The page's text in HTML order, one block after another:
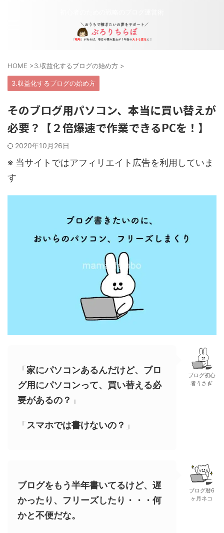
HOME >3.収益化するブログの始め方 >
3.収益化するブログの始め方
そのブログ用パソコン、本当に買い替えが
必要？【２倍爆速で作業できるPCを！】
2020年10月26日
※ 当サイトではアフィリエイト広告を利用していま
す
「 家にパソコンあるんだけど、ブロ
グ用にパソコンって、買い替える必
要があるの？ 」
「 スマホでは書けないの？ 」
ブログ初心
者うさぎ
ブログをもう半年書いてるけど、遅
かったり、フリーズしたり・・・何
かと不便だな。
ブログ暦6
ヶ月ネコ